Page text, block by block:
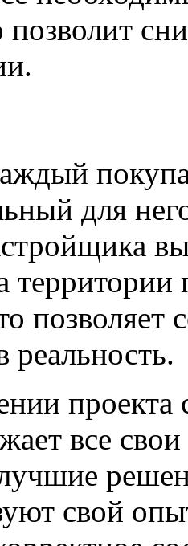
для
позволяет
реальность.
проекта
все
свой